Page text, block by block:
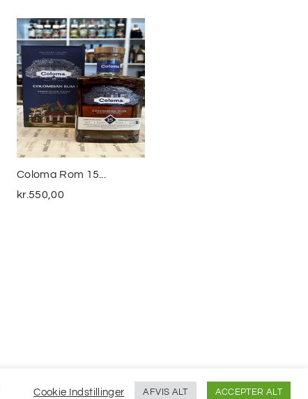
Coloma Rom 15...
kr.550,00
Cookie Indstillinger AFVIS ALT ACCEPTER ALT